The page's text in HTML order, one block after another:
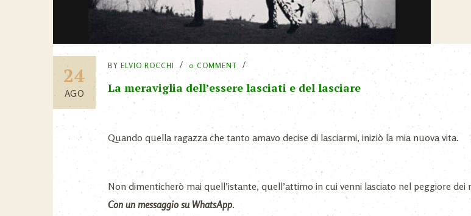
24
AGO
BY ELVIO ROCCHI 0 COMMENT
La meraviglia dell’essere lasciati e del lasciare
Quando quella ragazza che tanto amavo decise di lasciarmi, iniziò la mia nuova vita.
Non dimenticherò mai quell’istante, quell’attimo in cui venni lasciato nel peggiore dei
Con un messaggio su WhatsApp.